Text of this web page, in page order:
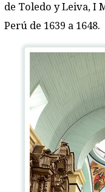
de Toledo y Leiva, I
Perú de 1639 a 1648.